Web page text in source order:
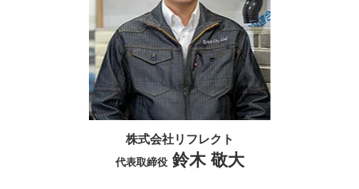
株式会社リフレクト
代表取締役鈴木 敬大